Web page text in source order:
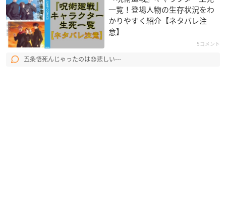
一覧！登場人物の生存状況をわ
かりやすく紹介【ネタバレ注
意】
5コメント
五条悟死んじゃったのは😞悲しい⋯